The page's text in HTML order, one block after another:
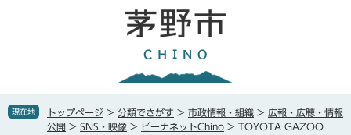
で
ば現在地 トップページ > 分類でさがす > 市政情報・組織 > 広報・広聴・情報
公開 > SNS・映像 > ビーナネットChino > TOYOTA GAZOO